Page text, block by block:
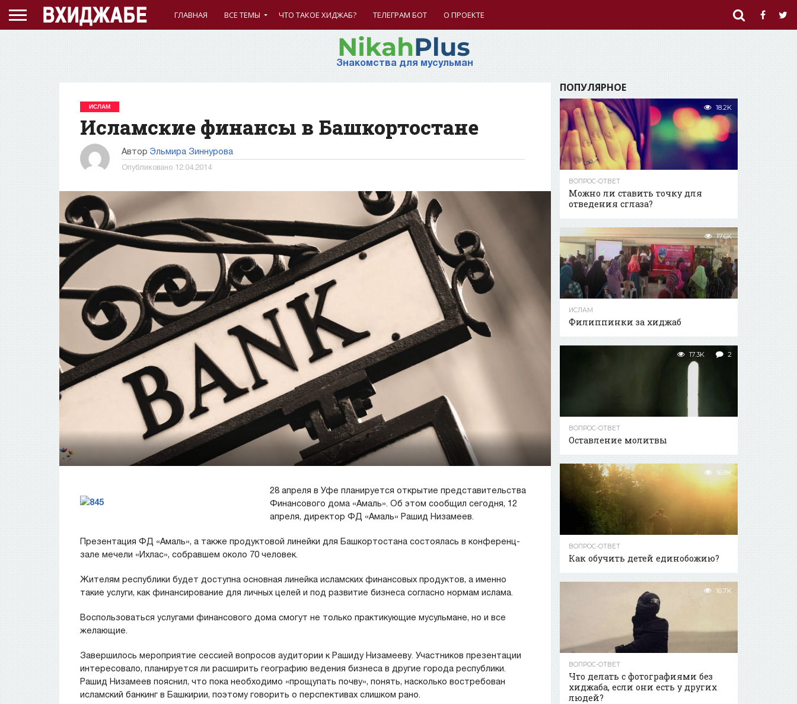
ГЛАВНАЯ ВСЕ ТЕМЫ ЧТО ТАКОЕ ХИДЖАБ? ТЕЛЕГРАМ БОТ О ПРОЕКТЕ
Знакомства для мусульман
ИСЛАМ
Исламские финансы в Башкортостане
Автор Эльмира Зиннурова
Опубликовано 12.04.2014
28 апреля в Уфе планируется открытие представительства
Финансового дома «Амаль». Об этом сообщил сегодня, 12
апреля, директор ФД «Амаль» Рашид Низамеев.
Презентация ФД «Амаль», а также продуктовой линейки для Башкортостана состоялась в конференц-
зале мечели «Ихлас», собравшем около 70 человек.
Жителям республики будет доступна основная линейка исламских финансовых продуктов, а именно
такие услуги, как финансирование для личных целей и под развитие бизнеса согласно нормам ислама.
Воспользоваться услугами финансового дома смогут не только практикующие мусульмане, но и все
желающие.
Завершилось мероприятие сессией вопросов аудитории к Рашиду Низамееву. Участников презентации
интересовало, планируется ли расширить географию ведения бизнеса в другие города республики.
Рашид Низамеев пояснил, что пока необходимо «прощупать почву», понять, насколько востребован
исламский банкинг в Башкирии, поэтому говорить о перспективах слишком рано.
ПОПУЛЯРНОЕ
18.2K
ВОПРОС-ОТВЕТ
Можно ли ставить точку для
отведения сглаза?
17.6K
ИСЛАМ
Филиппинки за хиджаб
17.3K 2
ВОПРОС-ОТВЕТ
Оставление молитвы
16.8K
ВОПРОС-ОТВЕТ
Как обучить детей единобожию?
16.7K
ВОПРОС-ОТВЕТ
Что делать с фотографиями без
хиджаба, если они есть у других
людей?